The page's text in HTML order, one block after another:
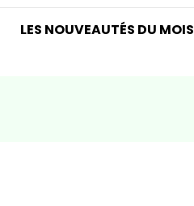
LES NOUVEAUTÉS DU MOIS